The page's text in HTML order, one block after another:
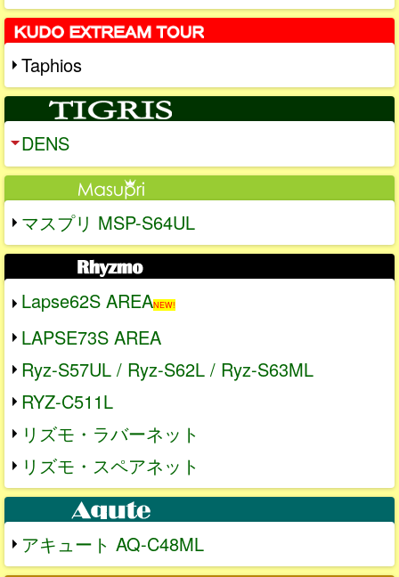
Taphios
DENS
マスプリ MSP-S64UL
Lapse62S AREANEW!
LAPSE73S AREA
Ryz-S57UL / Ryz-S62L / Ryz-S63ML
RYZ-C511L
リズモ・ラバーネット
リズモ・スペアネット
アキュート AQ-C48ML